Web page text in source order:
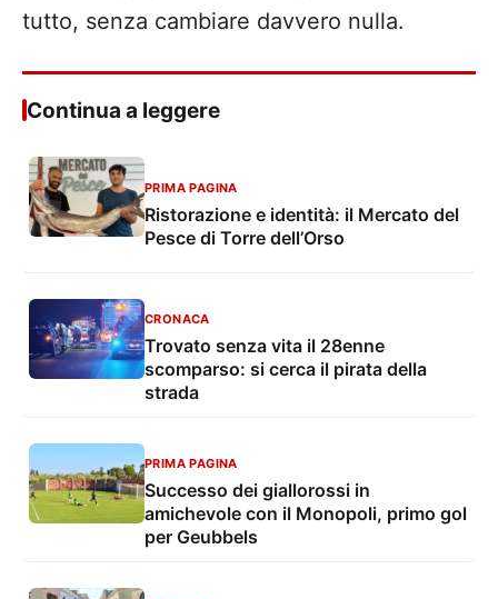
tutto, senza cambiare davvero nulla.
Continua a leggere
PRIMA PAGINA
Ristorazione e identità: il Mercato del
Pesce di Torre dell’Orso
CRONACA
Trovato senza vita il 28enne
scomparso: si cerca il pirata della
strada
PRIMA PAGINA
Successo dei giallorossi in
amichevole con il Monopoli, primo gol
per Geubbels